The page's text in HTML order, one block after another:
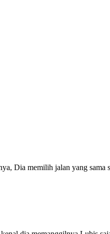
Dia memilih jalan yang sama